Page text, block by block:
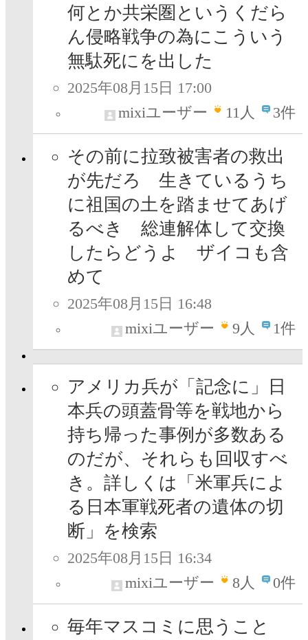
何とか共栄圏というくだら
ん侵略戦争の為にこういう
無駄死にを出した
2025年08月15日 17:00
mixiユーザー
11人 3件
その前に拉致被害者の救出
が先だろ 生きているうち
に祖国の土を踏ませてあげ
るべき 総連解体して交換
したらどうよ ザイコも含
めて
2025年08月15日 16:48
mixiユーザー
9人 1件
アメリカ兵が「記念に」日
本兵の頭蓋骨等を戦地から
持ち帰った事例が多数ある
のだが、それらも回収すべ
き。詳しくは「米軍兵によ
る日本軍戦死者の遺体の切
断」を検索
2025年08月15日 16:34
mixiユーザー
8人 0件
毎年マスコミに思うこと